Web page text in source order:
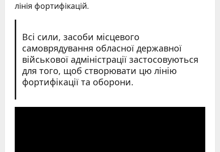
лінія фортифікацій.
Всі сили, засоби місцевого
самоврядування обласної державної
військової адміністрації застосовуються
для того, щоб створювати цю лінію
фортифікації та оборони.